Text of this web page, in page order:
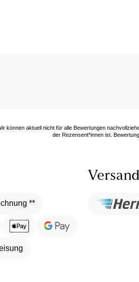
können aktuell nicht für alle Bewertungen
der Rezensent*innen ist.
**